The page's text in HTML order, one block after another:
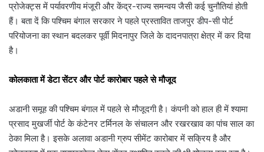
प्रोजेक्ट्स में पर्यावरणीय मंजूरी और केंद्र-राज्य समन्वय जैसी कई चुनौतियां होती
हैं। बता दें कि पश्चिम बंगाल सरकार ने पहले प्रस्तावित ताजपुर डीप-सी पोर्ट
परियोजना का स्थान बदलकर पूर्वी मिदनापुर जिले के दादनपात्रा क्षेत्र में कर दिया
है।
कोलकाता में डेटा सेंटर और पोर्ट कारोबार पहले से मौजूद
अडानी समूह की पश्चिम बंगाल में पहले से मौजूदगी है। कंपनी को हाल ही में श्यामा
प्रसाद मुखर्जी पोर्ट के कंटेनर टर्मिनल के संचालन और रखरखाव का पांच साल का
ठेका मिला है। इसके अलावा अडानी ग्रुप सीमेंट कारोबार में सक्रिय है और